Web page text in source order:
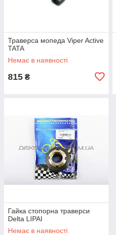
Траверса мопеда Viper Active
TATA
Немає в наявності
815 ₴
Гайка стопорна траверси
Delta LIPAI
Немає в наявності